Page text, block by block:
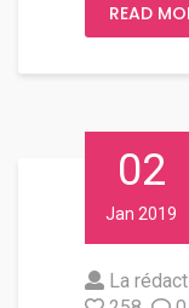
READ
02
Jan 2019
La